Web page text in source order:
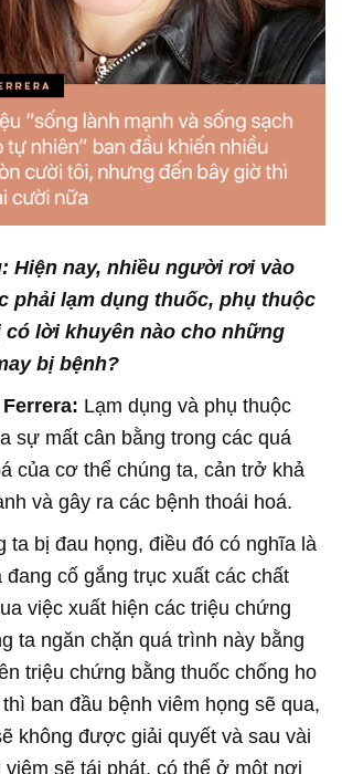
Hiện nay, nhiều người rơi vào
phải lạm dụng thuốc, phụ thuộc
có lời khuyên nào cho những
bị bệnh?
Lạm dụng và phụ thuộc
sự mất cân bằng trong các quá
của cơ thể chúng ta, cản trở khả
và gây ra các bệnh thoái hoá.
ta bị đau họng, điều đó có nghĩa là
cố gắng trục xuất các chất
việc xuất hiện các triệu chứng
ta ngăn chặn quá trình này bằng
triệu chứng bằng thuốc chống ho
ban đầu bệnh viêm họng sẽ qua,
không được giải quyết và sau vài
viêm sẽ tái phát, có thể ở một nơi